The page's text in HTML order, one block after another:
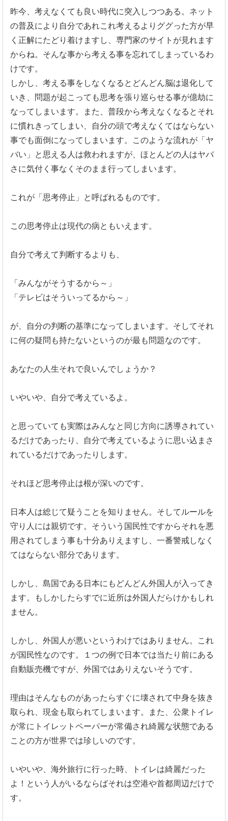
昨今、考えなくても良い時代に突入しつつある。ネット
の普及により自分であれこれ考えるよりググった方が早
く正解にたどり着けますし、専門家のサイトが見れます
からね。そんな事から考える事を忘れてしまっているわ
けです。
しかし、考える事をしなくなるとどんどん脳は退化して
いき、問題が起こっても思考を張り巡らせる事が億劫に
なってしまいます。また、普段から考えなくなるとそれ
に慣れきってしまい、自分の頭で考えなくてはならない
事でも面倒になってしまいます。このような流れが「ヤ
バい」と思える人は救われますが、ほとんどの人はヤバ
さに気付く事なくそのまま行ってしまいます。
これが「思考停止」と呼ばれるものです。
この思考停止は現代の病ともいえます。
自分で考えて判断するよりも、
「みんながそうするから～」
「テレビはそういってるから～」
が、自分の判断の基準になってしまいます。そしてそれ
に何の疑問も持たないというのが最も問題なのです。
あなたの人生それで良いんでしょうか？
いやいや、自分で考えているよ。
と思っていても実際はみんなと同じ方向に誘導されてい
るだけであったり、自分で考えているように思い込まさ
れているだけであったりします。
それほど思考停止は根が深いのです。
日本人は総じて疑うことを知りません。そしてルールを
守り人には親切です。そういう国民性ですからそれを悪
用されてしまう事も十分ありえますし、一番警戒しなく
てはならない部分であります。
しかし、島国である日本にもどんどん外国人が入ってき
ます。もしかしたらすでに近所は外国人だらけかもしれ
ません。
しかし、外国人が悪いというわけではありません。これ
が国民性なのです。１つの例で日本では当たり前にある
自動販売機ですが、外国ではありえないそうです。
理由はそんなものがあったらすぐに壊されて中身を抜き
取られ、現金も取られてしまいます。また、公衆トイレ
が常にトイレットペーパーが常備され綺麗な状態である
ことの方が世界では珍しいのです。
いやいや、海外旅行に行った時、トイレは綺麗だった
よ！という人がいるならばそれは空港や首都周辺だけで
す。